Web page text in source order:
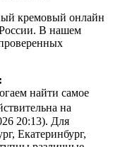
кремовый онлайн
России. В нашем
найти самое
на
20:13). Для
Екатеринбург,